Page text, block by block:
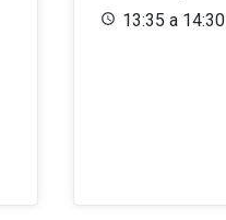
13:35 a 14:30